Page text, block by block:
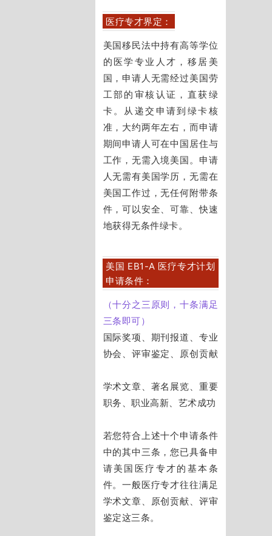
医疗专才界定：
美国移民法中持有高等学位
的医学专业人才，移居美
国，申请人无需经过美国劳
工部的审核认证，直获绿
卡。 从递交申请到绿卡核
准，大约两年左右，而申请
期间申请人可在中国居住与
工作，无需入境美国。 申请
人无需有美国学历，无需在
美国工作过，无任何附带条
件，可以安全、可靠、快速
地获得无条件绿卡。
美国 EB1-A 医疗专才计划
申请条件：
（十分之三原则，十条满足
三条即可）
国际奖项、期刊报道、专业
协会、评审鉴定、原创贡献
学术文章、著名展览、重要
职务、职业高新、艺术成功
若您符合上述十个申请条件
中的其中三条，您已具备申
请美国医疗专才的基本条
件。一般医疗专才往往满足
学术文章、原创贡献、评审
鉴定这三条。